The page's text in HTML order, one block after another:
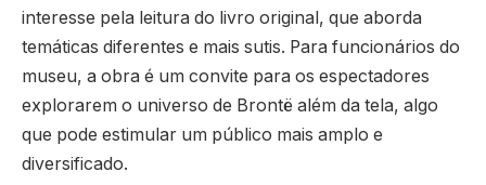
interesse pela leitura do livro original, que aborda
temáticas diferentes e mais sutis. Para funcionários do
museu, a obra é um convite para os espectadores
explorarem o universo de Brontë além da tela, algo
que pode estimular um público mais amplo e
diversificado.